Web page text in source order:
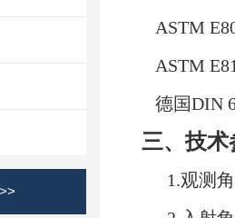
ASTM
ASTM
德国DIN
三、技术
1.观测